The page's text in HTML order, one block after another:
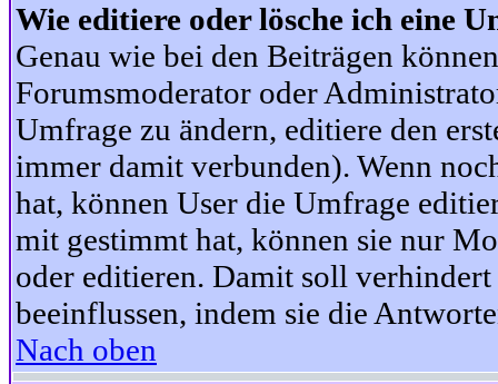
Wie editiere oder lösche ich eine
Genau wie bei den Beiträgen
Forumsmoderator oder
Umfrage zu ändern, editiere den
immer damit verbunden). Wenn
hat, können User die Umfrage
mit gestimmt hat, können sie nur
oder editieren. Damit soll
beeinflussen, indem sie die
Nach oben